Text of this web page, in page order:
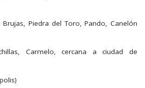
Brujas, Piedra del Toro, Pando, Canelón
Carmelo, cercana a ciudad de